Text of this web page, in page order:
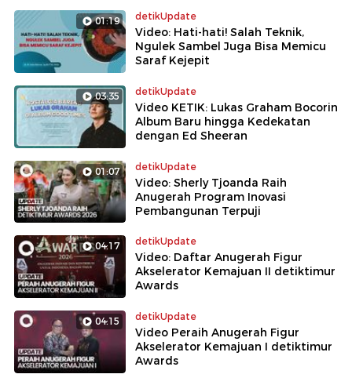
01:19 detikUpdate
Video: Hati-hati! Salah Teknik,
Ngulek Sambel Juga Bisa Memicu
Saraf Kejepit
03:35 detikUpdate
Video KETIK: Lukas Graham Bocorin
Album Baru hingga Kedekatan
dengan Ed Sheeran
01:07 detikUpdate
Video: Sherly Tjoanda Raih
Anugerah Program Inovasi
Pembangunan Terpuji
04:17 detikUpdate
Video: Daftar Anugerah Figur
Akselerator Kemajuan II detiktimur
Awards
04:15 detikUpdate
Video Peraih Anugerah Figur
Akselerator Kemajuan I detiktimur
Awards